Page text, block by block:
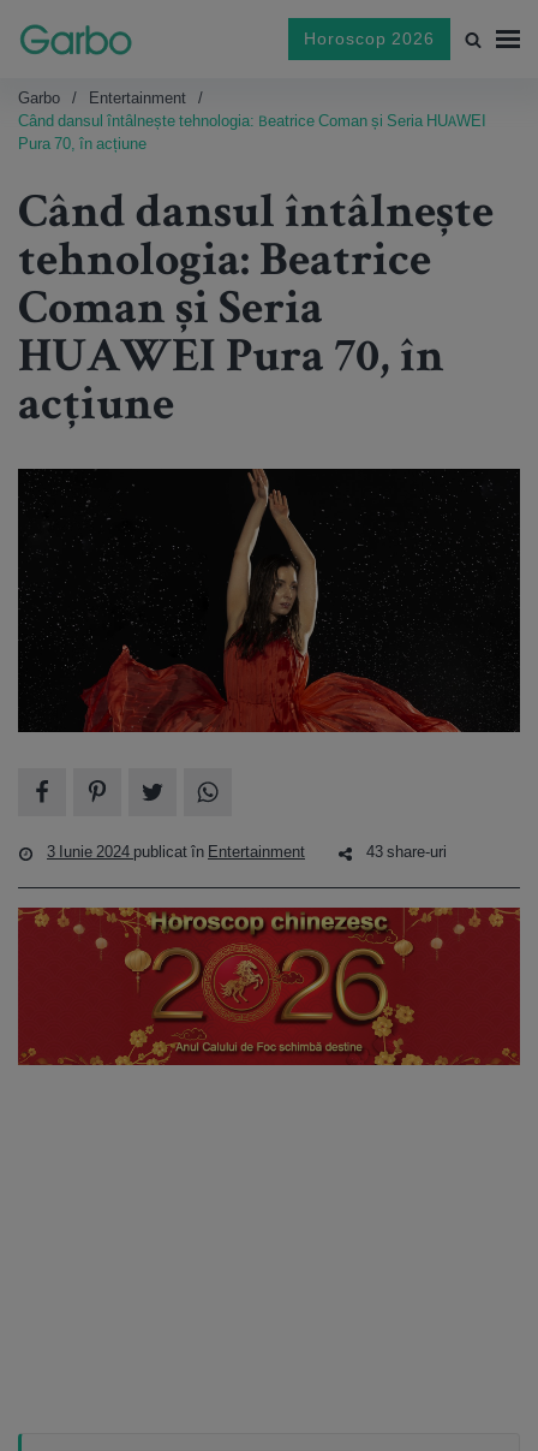
Horoscop 2026
Garbo
Entertainment
Când dansul întâlnește tehnologia: Beatrice Coman și Seria HUAWEI
Pura 70, în acțiune
Când dansul întâlnește
tehnologia: Beatrice
Coman și Seria
HUAWEI Pura 70, în
acțiune
3 Iunie 2024 publicat în Entertainment 43 share-uri